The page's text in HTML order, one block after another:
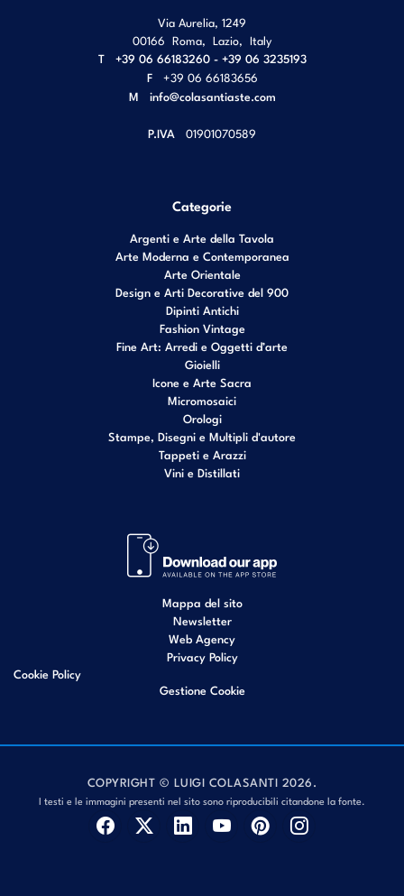
Via Aurelia, 1249
00166 Roma Lazio Italy
T
+39 06 66183260 - +39 06 3235193
F
+39 06 66183656
M info@colasantiaste.com
P.IVA 01901070589
Categorie
Argenti e Arte della Tavola
Arte Moderna e Contemporanea
Arte Orientale
Design e Arti Decorative del 900
Dipinti Antichi
Fashion Vintage
Fine Art: Arredi e Oggetti d’arte
Gioielli
Icone e Arte Sacra
Micromosaici
Orologi
Stampe, Disegni e Multipli d'autore
Tappeti e Arazzi
Vini e Distillati
Mappa del sito
Newsletter
Web Agency
Privacy Policy
Cookie Policy
Gestione Cookie
COPYRIGHT © LUIGI COLASANTI 2026.
I testi e le immagini presenti nel sito sono riproducibili citandone la fonte.